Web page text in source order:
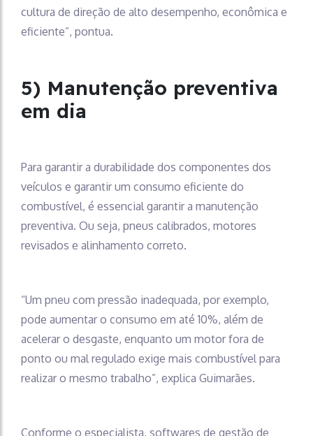
cultura de direção de alto desempenho, econômica e
eficiente”, pontua.
5) Manutenção preventiva
em dia
Para garantir a durabilidade dos componentes dos
veículos e garantir um consumo eficiente do
combustível, é essencial garantir a manutenção
preventiva. Ou seja, pneus calibrados, motores
revisados e alinhamento correto.
“Um pneu com pressão inadequada, por exemplo,
pode aumentar o consumo em até 10%, além de
acelerar o desgaste, enquanto um motor fora de
ponto ou mal regulado exige mais combustível para
realizar o mesmo trabalho”, explica Guimarães.
Conforme o especialista, softwares de gestão de